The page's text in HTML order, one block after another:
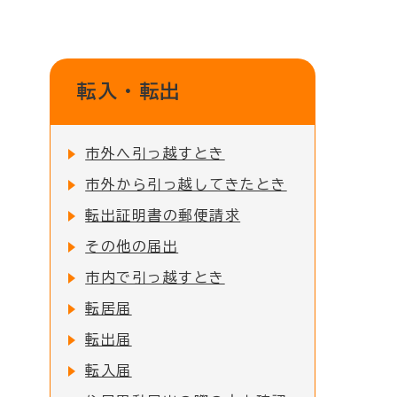
転入・転出
市外へ引っ越すとき
市外から引っ越してきたとき
転出証明書の郵便請求
その他の届出
市内で引っ越すとき
転居届
転出届
転入届